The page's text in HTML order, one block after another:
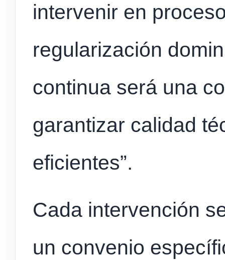
intervenir en
regularización
continua será una
garantizar calidad
eficientes”.
Cada intervención
un convenio